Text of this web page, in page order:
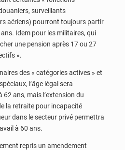
surveillants
aériens) pourront toujours partir
Idem pour les militaires, qui
une pension après 17 ou 27
».
des « catégories actives » et
l’âge légal sera
62 ans, mais l’extension du
la retraite pour incapacité
dans le secteur privé permettra
à 60 ans.
repris un amendement